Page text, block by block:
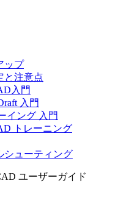
ップ
と注意点
入門
入門
イング 入門
トレーニング
シューティング
ユーザーガイド